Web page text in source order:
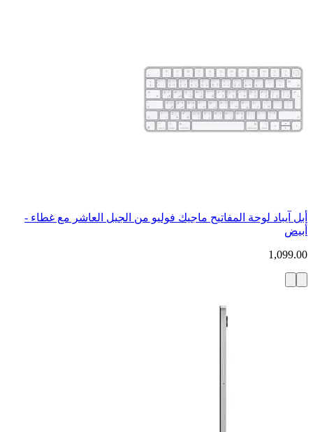
أبل آيباد لوحة المفاتيح ماجيك فوليو من الجيل العاشر مع غطاء -
أبيض
1,099.00